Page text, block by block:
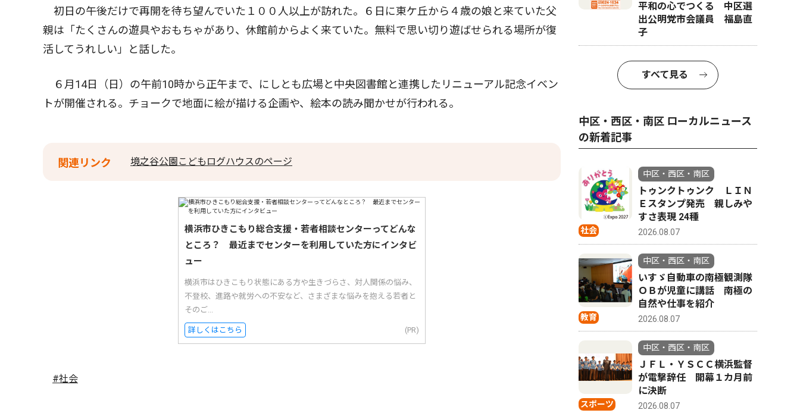
初日の午後だけで再開を待ち望んでいた１００人以上が訪れた。６日に東ケ丘から４歳の娘と来ていた父
親は「たくさんの遊具やおもちゃがあり、休館前からよく来ていた。無料で思い切り遊ばせられる場所が復
活してうれしい」と話した。
６月14日（日）の午前10時から正午まで、にしとも広場と中央図書館と連携したリニューアル記念イベン
トが開催される。チョークで地面に絵が描ける企画や、絵本の読み聞かせが行われる。
関連リンク 境之谷公園こどもログハウスのページ
横浜市ひきこもり総合支援・若者相談センターってどんな
ところ？ 最近までセンターを利用していた方にインタビ
ュー
横浜市はひきこもり状態にある方や生きづらさ、対人関係の悩み、
不登校、進路や就労への不安など、さまざまな悩みを抱える若者と
そのご...
詳しくはこちら (PR)
#社会
平和の心でつくる 中区選
出公明党市会議員 福島直
子
すべて見る
中区・西区・南区 ローカルニュース
の新着記事
社会
中区・西区・南区
トゥンクトゥンク ＬＩＮ
Ｅスタンプ発売 親しみや
すさ表現 24種
2026.08.07
教育
中区・西区・南区
いすゞ自動車の南極観測隊
ＯＢが児童に講話 南極の
自然や仕事を紹介
2026.08.07
スポーツ
中区・西区・南区
ＪＦＬ・ＹＳＣＣ横浜監督
が電撃辞任 開幕１カ月前
に決断
2026.08.07